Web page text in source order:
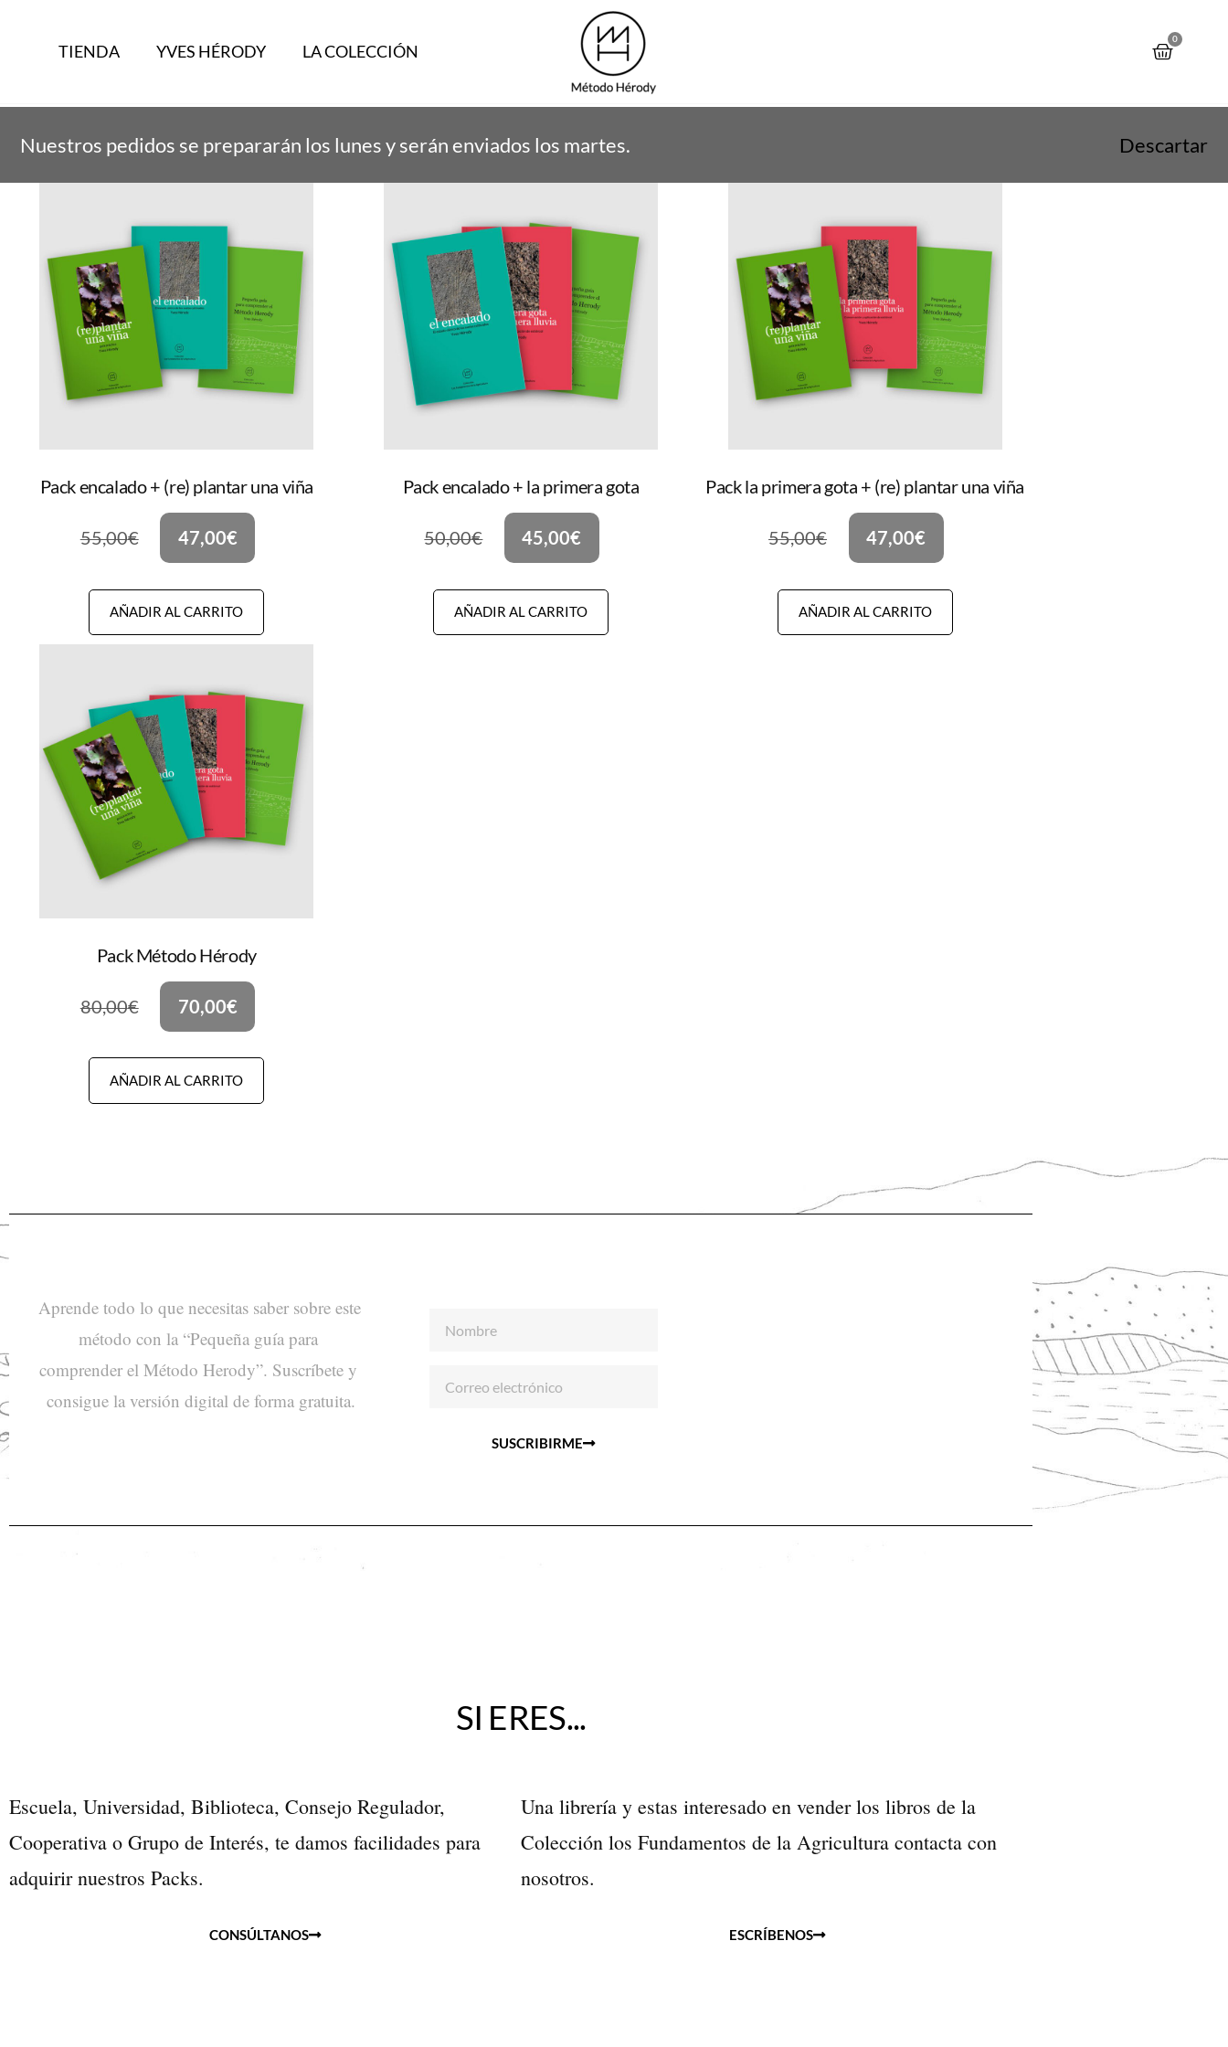
Nuestros pedidos se prepararán los lunes y serán enviados los martes. Descartar
TIENDA YVES HÉRODY LA COLECCIÓN
0
Mostrando los 4 resultados
Pack encalado + (re) plantar una viña
55,00€ 47,00€
AÑADIR AL CARRITO
Pack encalado + la primera gota
50,00€ 45,00€
AÑADIR AL CARRITO
Pack la primera gota + (re) plantar una viña
55,00€ 47,00€
AÑADIR AL CARRITO
Pack Método Hérody
80,00€ 70,00€
AÑADIR AL CARRITO
Aprende todo lo que necesitas saber sobre este
método con la “Pequeña guía para
comprender el Método Herody”. Suscríbete y
consigue la versión digital de forma gratuita.
SUSCRIBIRME
SI ERES...
Escuela, Universidad, Biblioteca, Consejo Regulador,
Cooperativa o Grupo de Interés, te damos facilidades para
adquirir nuestros Packs.
CONSÚLTANOS
Una librería y estas interesado en vender los libros de la
Colección los Fundamentos de la Agricultura contacta con
nosotros.
ESCRÍBENOS